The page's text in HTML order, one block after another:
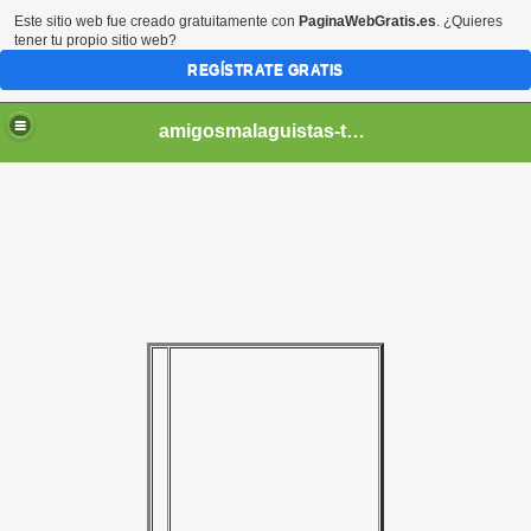
amigosmalaguistas-temporadas
Este sitio web fue creado gratuitamente con PaginaWebGratis.es. ¿Quieres
tener tu propio sitio web?
REGÍSTRATE GRATIS